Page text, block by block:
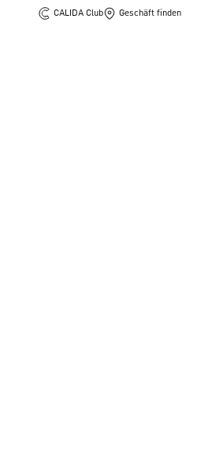
CALIDA Club Geschäft finden